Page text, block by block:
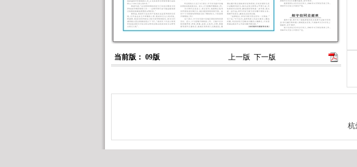
当前版： 09版 上一版 下一版